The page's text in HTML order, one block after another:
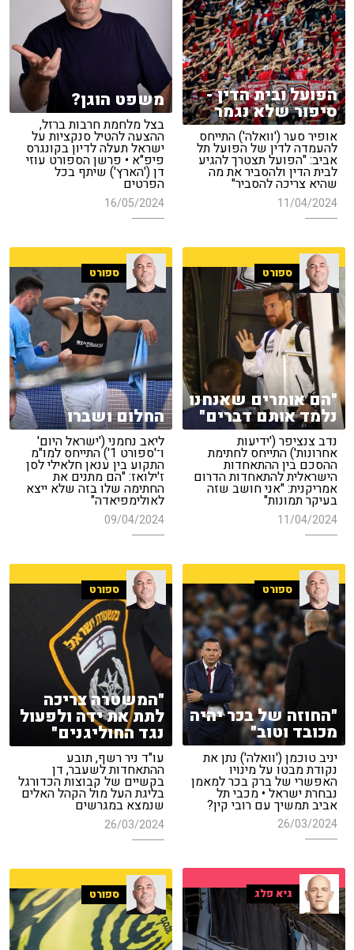
משפט הוגן?
בצל מלחמת חרבות ברזל,
ההצעה להטיל סנקציות על
ישראל תעלה לדיון בקונגרס
פיפ"א • פרשן הספורט עוזי
דן ('הארץ') שיתף בכל
הפרטים
16/05/2024
הפועל ובית הדין -
סיפור שלא נגמר
אופיר סער ('וואלה') התייחס
להעמדה לדין של הפועל תל
אביב: "הפועל תצטרך להגיע
לבית הדין ולהסביר את מה
שהיא צריכה להסביר"
11/04/2024
ספורט
"הם אומרים שאנחנו
נלמד אותם דברים"
נדב צנציפר ('ידיעות
אחרונות') התייחס לחתימת
ההסכם בין ההתאחדות
הישראלית להתאחדות הדרום
אמריקנית: "אני חושב שזה
בעיקר תמונות"
11/04/2024
ספורט
החלום ושברו
ליאב נחמני ('ישראל היום'
ו־'ספורט 1') התייחס למו"מ
התקוע בין ענאן חלאילי לסן
ז'ילואז: "הם מתנים את
החתימה שלו בזה שלא ייצא
לאולימפיאדה"
09/04/2024
ספורט
"החוזה של בכר יהיה
מכובד וטוב"
יניב טוכמן ('וואלה') נתן את
נקודת מבטו על מינויו
האפשרי של ברק בכר למאמן
נבחרת ישראל • מכבי תל
אביב תמשיך עם רובי קין?
26/03/2024
ספורט
"המשטרה צריכה
לתת את ידה ולפעול
נגד החוליגנים"
עו"ד ניר רשף, תובע
ההתאחדות לשעבר, דן
בקשיים של קבוצות הכדורגל
בליגת העל מול הקהל האלים
שנמצא במגרשים
26/03/2024
גיא פלג ספורט